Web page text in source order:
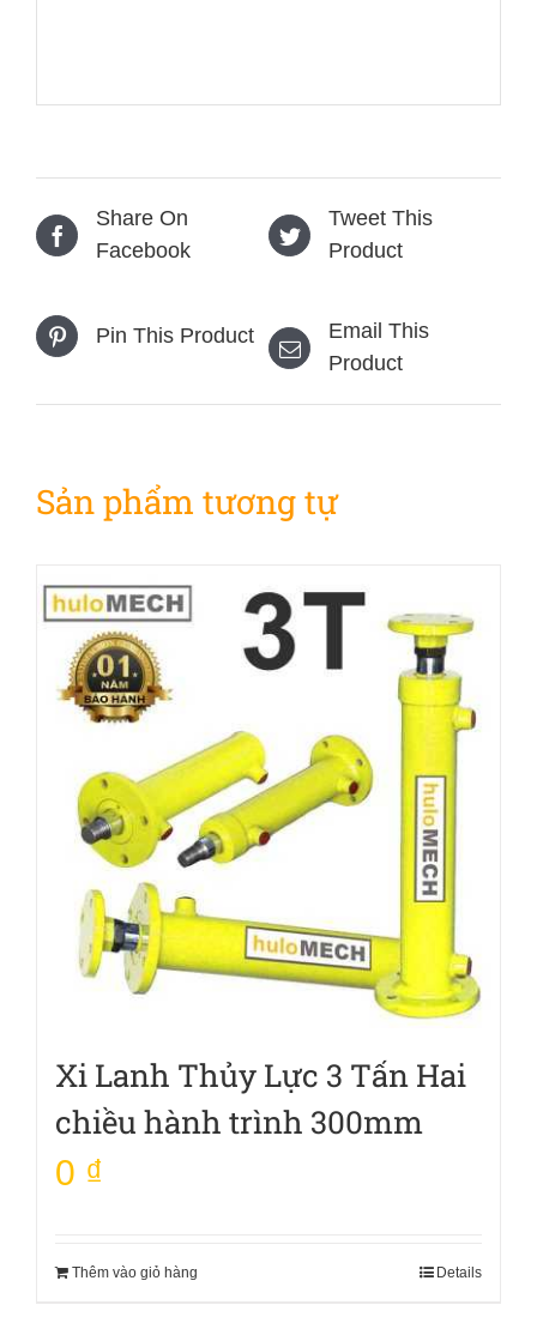
Share On
Facebook
Tweet This
Product
Pin This Product
Email This
Product
Sản phẩm tương tự
Xi Lanh Thủy Lực 3 Tấn Hai
chiều hành trình 300mm
0 ₫
Thêm vào giỏ hàng Details